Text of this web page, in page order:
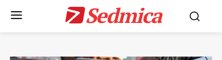
Sedmica